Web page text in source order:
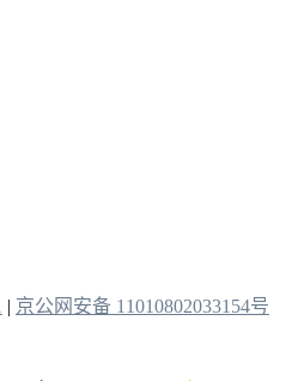
| 京公网安备 11010802033154号